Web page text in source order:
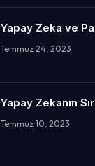
Yapay Zeka ve
Temmuz 24, 2023
Yapay Zekanın
Temmuz 10, 2023